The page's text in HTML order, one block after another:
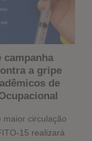
campanha
a gripe
de
maior circulação
15 realizará